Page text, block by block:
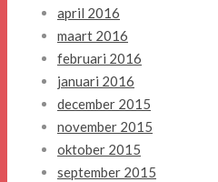
april 2016
maart 2016
februari 2016
januari 2016
december 2015
november 2015
oktober 2015
september 2015